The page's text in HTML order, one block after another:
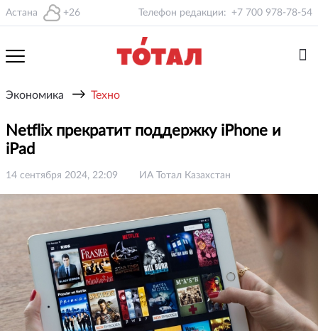
Астана +26 Телефон редакции: +7 700 978-78-54
Экономика → Техно
Netflix прекратит поддержку iPhone и
iPad
14 сентября 2024, 22:09 ИА Тотал Казахстан